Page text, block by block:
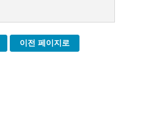
이전 페이지로